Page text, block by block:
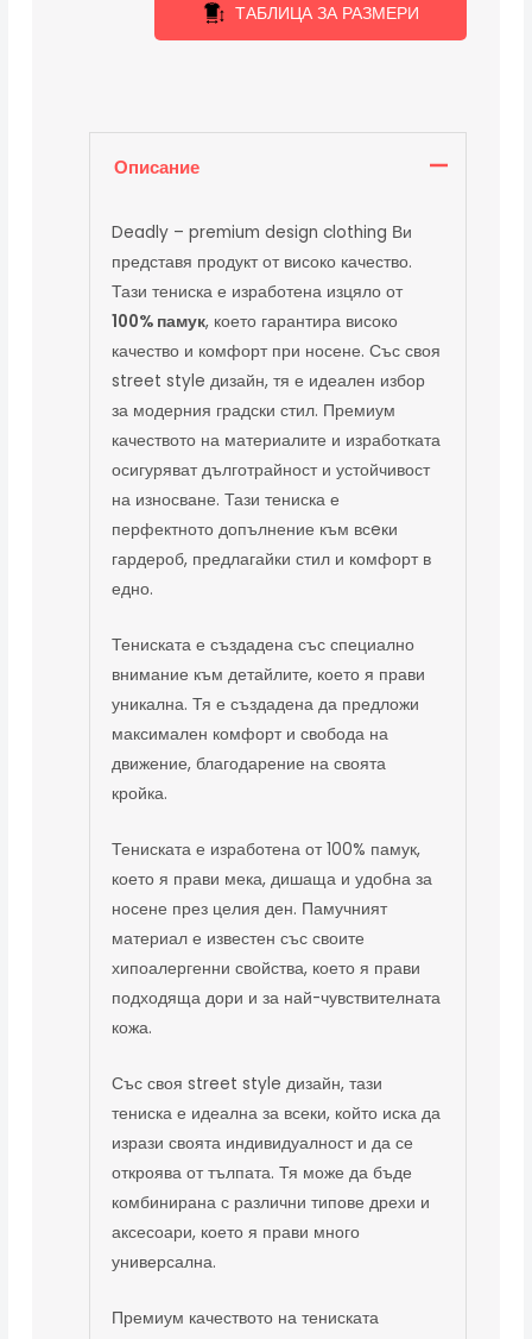
ТАБЛИЦА ЗА РАЗМЕРИ
Описание
Deadly – premium design clothing Ви
представя продукт от високо качество.
Тази тениска е изработена изцяло от
100% памук, което гарантира високо
качество и комфорт при носене. Със своя
street style дизайн, тя е идеален избор
за модерния градски стил. Премиум
качеството на материалите и изработката
осигуряват дълготрайност и устойчивост
на износване. Тази тениска е
перфектното допълнение към всeки
гардероб, предлагайки стил и комфорт в
едно.
Тениската е създадена със специално
внимание към детайлите, което я прави
уникална. Тя е създадена да предложи
максимален комфорт и свобода на
движение, благодарение на своята
кройка.
Тениската е изработена от 100% памук,
което я прави мека, дишаща и удобна за
носене през целия ден. Памучният
материал е известен със своите
хипоалергенни свойства, което я прави
подходяща дори и за най-чувствителната
кожа.
Със своя street style дизайн, тази
тениска е идеална за всеки, който иска да
изрази своята индивидуалност и да се
откроява от тълпата. Тя може да бъде
комбинирана с различни типове дрехи и
аксесоари, което я прави много
универсална.
Премиум качеството на тениската